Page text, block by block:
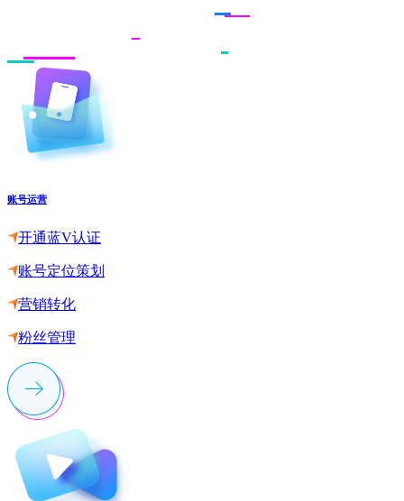
账号运营
开通蓝V认证
账号定位策划
营销转化
粉丝管理